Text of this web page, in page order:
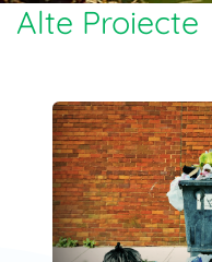
Alte Proiecte